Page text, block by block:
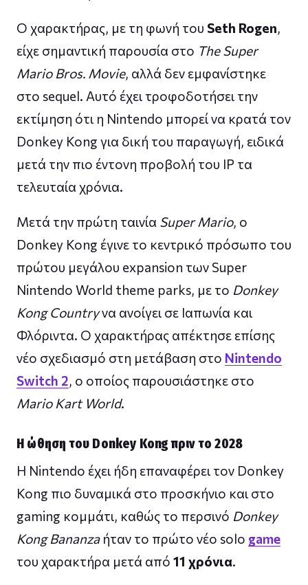
Ο χαρακτήρας, με τη φωνή του Seth Rogen,
είχε σημαντική παρουσία στο The Super
Mario Bros. Movie, αλλά δεν εμφανίστηκε
στο sequel. Αυτό έχει τροφοδοτήσει την
εκτίμηση ότι η Nintendo μπορεί να κρατά τον
Donkey Kong για δική του παραγωγή, ειδικά
μετά την πιο έντονη προβολή του IP τα
τελευταία χρόνια.
Μετά την πρώτη ταινία Super Mario, ο
Donkey Kong έγινε το κεντρικό πρόσωπο του
πρώτου μεγάλου expansion των Super
Nintendo World theme parks, με το Donkey
Kong Countryνα ανοίγει σε Ιαπωνία και
Φλόριντα. Ο χαρακτήρας απέκτησε επίσης
νέο σχεδιασμό στη μετάβαση στο Nintendo
Switch 2, ο οποίος παρουσιάστηκε στο
Mario Kart World.
Η ώθηση του Donkey Kong πριν το 2028
Η Nintendo έχει ήδη επαναφέρει τον Donkey
Kong πιο δυναμικά στο προσκήνιο και στο
gaming κομμάτι, καθώς το περσινό Donkey
Kong Bananzaήταν το πρώτο νέο solo game
του χαρακτήρα μετά από 11 χρόνια.